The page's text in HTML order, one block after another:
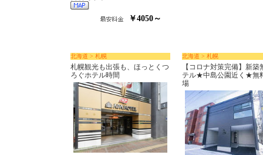
￥4050～
北海道 > 札幌
札幌観光も出張も、ほっとくつ
ろぐホテル時間
北海道 > 札幌
【コロナ対策完備】新築
テル★中島公園近く★無
場